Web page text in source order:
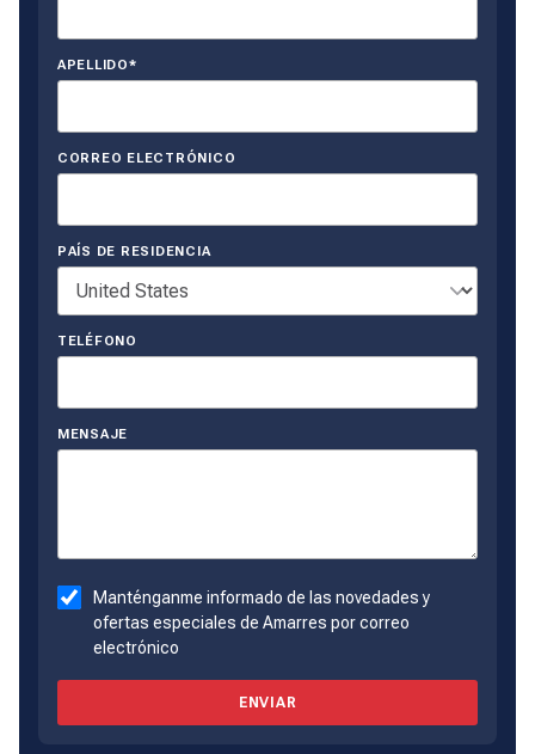
APELLIDO*
CORREO ELECTRÓNICO
PAÍS DE RESIDENCIA
TELÉFONO
MENSAJE
Manténganme informado de las novedades y
ofertas especiales de Amarres por correo
electrónico
ENVIAR